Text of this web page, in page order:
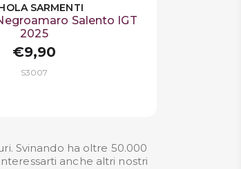
SARMENTI
Salento IGT
2025
€9,90
S3007
Svinando ha oltre 50.000
anche altri nostri